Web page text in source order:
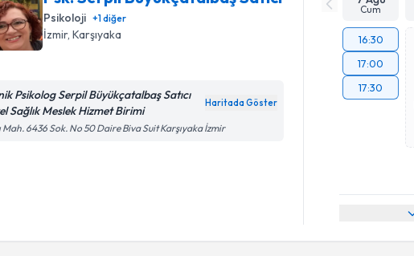
Psikoloji +1diğer
İzmir, Karşıyaka
Psikolog Serpil Büyükçatalbaş Satıcı
Sağlık Meslek Hizmet Birimi
Haritada Göster
Mah. 6436 Sok. No 50 Daire Biva Suit Karşıyaka İzmir
Cum
16:30
17:00
17:30